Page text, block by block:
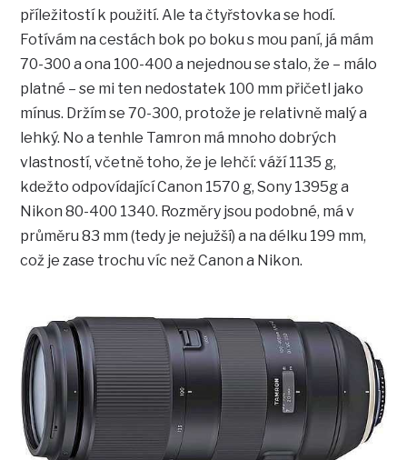
příležitostí k použití. Ale ta čtyřstovka se hodí.
Fotívám na cestách bok po boku s mou paní, já mám
70-300 a ona 100-400 a nejednou se stalo, že – málo
platné – se mi ten nedostatek 100 mm přičetl jako
mínus. Držím se 70-300, protože je relativně malý a
lehký. No a tenhle Tamron má mnoho dobrých
vlastností, včetně toho, že je lehčí: váží 1135 g,
kdežto odpovídající Canon 1570 g, Sony 1395g a
Nikon 80-400 1340. Rozměry jsou podobné, má v
průměru 83 mm (tedy je nejužší) a na délku 199 mm,
což je zase trochu víc než Canon a Nikon.